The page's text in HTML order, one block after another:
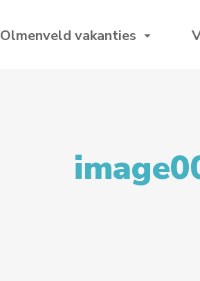
Olmenveld vakanties